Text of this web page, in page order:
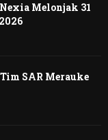
Melonjak 31
SAR Merauke